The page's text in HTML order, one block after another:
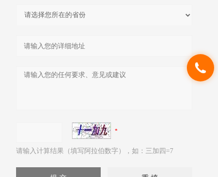
请输入计算结果（填写阿拉伯数字），如：三加四=7